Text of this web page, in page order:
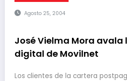
Agosto 25, 2004
José Vielma Mora
digital de Movilnet
Los clientes de la cartera